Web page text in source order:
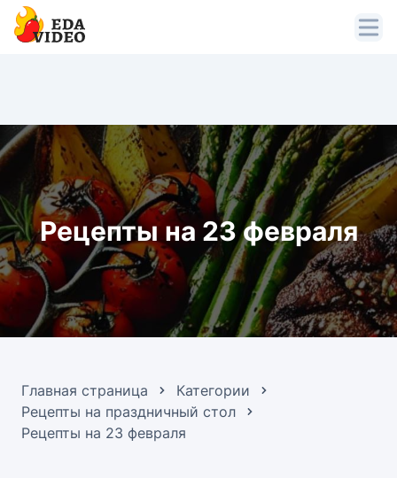
Рецепты на 23 февраля
Главная страница
Категории
Рецепты на праздничный стол
Рецепты на 23 февраля